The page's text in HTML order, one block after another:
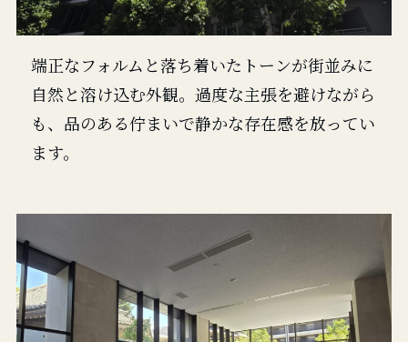
端正なフォルムと落ち着いたトーンが街並みに
自然と溶け込む外観。過度な主張を避けながら
も、品のある佇まいで静かな存在感を放ってい
ます。